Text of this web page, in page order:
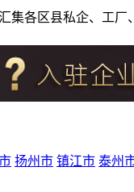
集各区县私企、工
扬州市 镇江市 泰州